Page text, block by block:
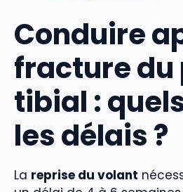
Conduire
fracture du
tibial :
les délais ?
La reprise du volant